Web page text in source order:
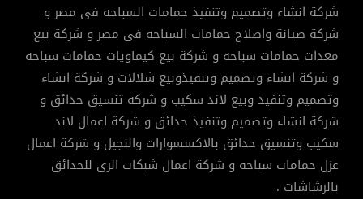
شركة انشاء وتصميم وتنفيذ حمامات السباحه فى مصر و
شركة صيانة واصلاح حمامات السباحه فى مصر و شركة بيع
معدات حمامات سباحه و شركة بيع كيماويات حمامات سباحه
و شركة انشاء وتصميم وتنفيذوبيع شلالات و شركة انشاء
وتصميم وتنفيذ وبيع لاند سكيب و شركة تنسيق حدائق و
شركة انشاء وتصميم وتنفيذ حدائق و شركة اعمال لاند
سكيب وتنسيق حدائق بالاكسسوارات والنجيل و شركة اعمال
عزل حمامات سباحه و شركة اعمال شبكات الرى للحدائق
بالرشاشات .